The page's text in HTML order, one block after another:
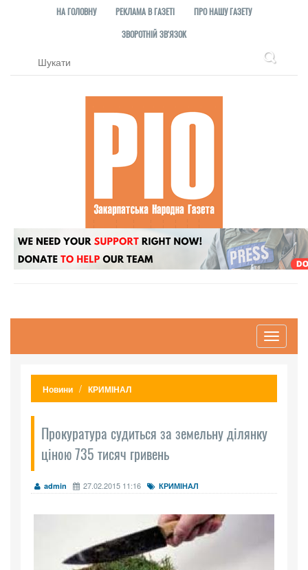
НА ГОЛОВНУ РЕКЛАМА В ГАЗЕТІ
ПРО НАШУ ГАЗЕТУ
ЗВОРОТНІЙ ЗВ'ЯЗОК
Toggle
Новини КРИМІНАЛ
Прокуратура судиться за земельну ділянку
ціною 735 тисяч гривень
admin 27.02.2015 11:16 КРИМІНАЛ